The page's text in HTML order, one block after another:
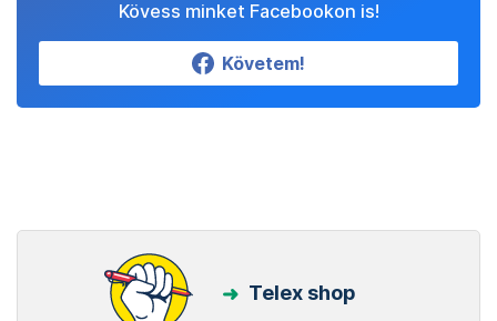
Kövess minket Facebookon is!
Követem!
Telex shop